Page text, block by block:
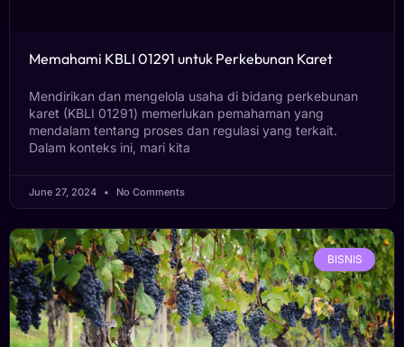
Memahami KBLI 01291 untuk Perkebunan Karet
Mendirikan dan mengelola usaha di bidang perkebunan
karet (KBLI 01291) memerlukan pemahaman yang
mendalam tentang proses dan regulasi yang terkait.
Dalam konteks ini, mari kita
June 27, 2024 No Comments
BISNIS